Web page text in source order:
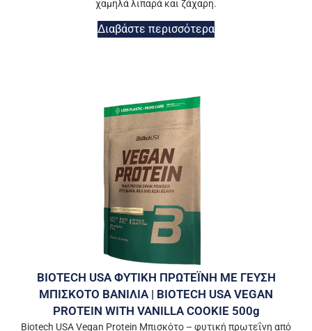
χαμηλά λιπαρά και ζάχαρη.
Διαβάστε περισσότερα
BIOTECH USA ΦΥΤΙΚΗ ΠΡΩΤΕΪΝΗ ΜΕ ΓΕΥΣΗ
ΜΠΙΣΚΟΤΟ ΒΑΝΙΛΙΑ | BIOTECH USA VEGAN
PROTEIN WITH VANILLA COOKIE 500g
Biotech USA Vegan Protein Μπισκότο – φυτική πρωτεΐνη από